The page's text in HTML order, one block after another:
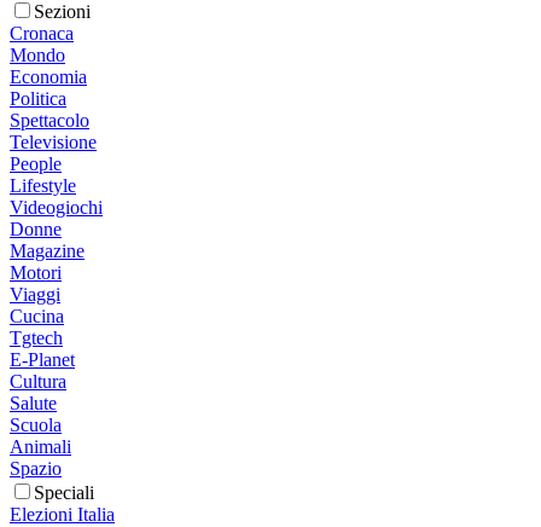
Sezioni
Cronaca
Mondo
Economia
Politica
Spettacolo
Televisione
People
Lifestyle
Videogiochi
Donne
Magazine
Motori
Viaggi
Cucina
Tgtech
E-Planet
Cultura
Salute
Scuola
Animali
Spazio
Speciali
Elezioni Italia